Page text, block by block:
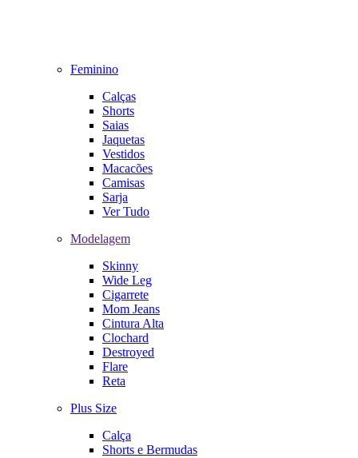
Feminino
Calças
Shorts
Saias
Jaquetas
Vestidos
Macacões
Camisas
Sarja
Ver Tudo
Modelagem
Skinny
Wide Leg
Cigarrete
Mom Jeans
Cintura Alta
Clochard
Destroyed
Flare
Reta
Plus Size
Calça
Shorts e Bermudas